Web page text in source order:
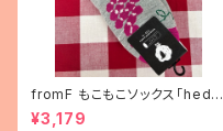
fromF もこもこソックス「hedel
mä（果物）」
¥3,179